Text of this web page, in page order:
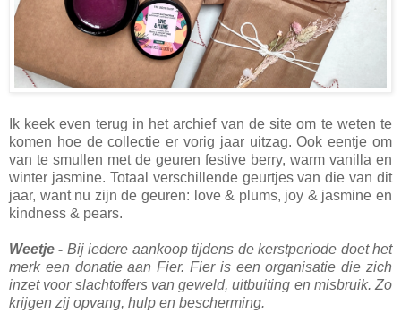
Ik keek even terug in het archief van de site om te weten te
komen hoe de collectie er vorig jaar uitzag. Ook eentje om
van te smullen met de geuren festive berry, warm vanilla en
winter jasmine. Totaal verschillende geurtjes van die van dit
jaar, want nu zijn de geuren: love & plums, joy & jasmine en
kindness & pears.
Weetje - Bij iedere aankoop tijdens de kerstperiode doet het
merk een donatie aan Fier. Fier is een organisatie die zich
inzet voor slachtoffers van geweld, uitbuiting en misbruik. Zo
krijgen zij opvang, hulp en bescherming.